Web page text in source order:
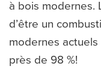
à bois modernes.
d’être un
modernes
près de 98 %!